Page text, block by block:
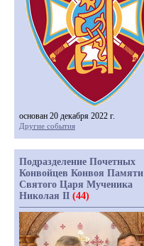
основан 20 декабря 2022 г.
Другие события
Подразделение Почетных
Конвойцев Конвоя Памяти
Святого Царя Мученика
Николая II (44)